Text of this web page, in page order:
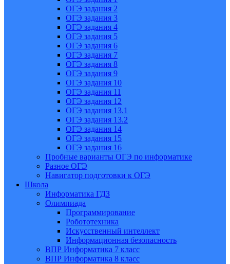
ОГЭ задания 2
ОГЭ задания 3
ОГЭ задания 4
ОГЭ задания 5
ОГЭ задания 6
ОГЭ задания 7
ОГЭ задания 8
ОГЭ задания 9
ОГЭ задания 10
ОГЭ задания 11
ОГЭ задания 12
ОГЭ задания 13.1
ОГЭ задания 13.2
ОГЭ задания 14
ОГЭ задания 15
ОГЭ задания 16
Пробные варианты ОГЭ по информатике
Разное ОГЭ
Навигатор подготовки к ОГЭ
Школа
Информатика ГДЗ
Олимпиада
Программирование
Робототехника
Искусственный интеллект
Информационная безопасность
ВПР Информатика 7 класс
ВПР Информатика 8 класс